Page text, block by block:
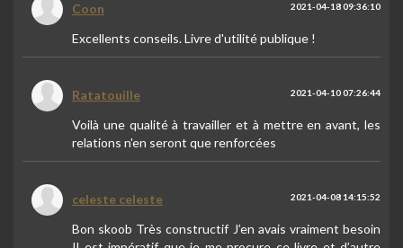
Coon 2021-04-18 09:36:10
Excellents conseils. Livre d'utilité publique !
Ratatouille 2021-04-10 07:26:44
Voilà une qualité à travailler et à mettre en avant, les
relations n'en seront que renforcées
celeste celeste 2021-04-08 14:15:52
Bon skoob Très constructif J’en avais vraiment besoin